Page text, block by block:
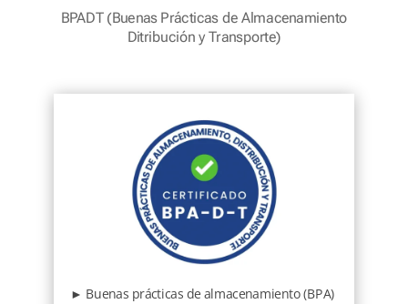
BPADT (Buenas Prácticas de Almacenamiento
Ditribución y Transporte)
► Buenas prácticas de almacenamiento (BPA)